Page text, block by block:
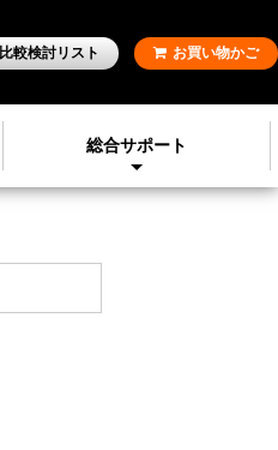
総合サポート
比較検討リスト お買い物かご